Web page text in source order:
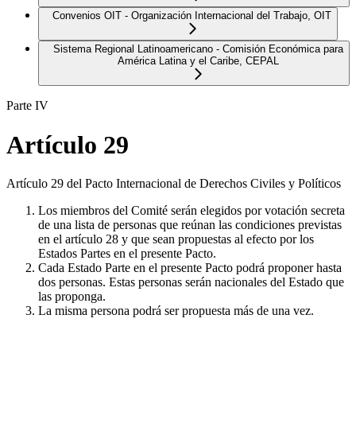
Convenios OIT - Organización Internacional del Trabajo, OIT
Sistema Regional Latinoamericano - Comisión Económica para
América Latina y el Caribe, CEPAL
Parte IV
Artículo 29
Artículo 29 del Pacto Internacional de Derechos Civiles y Políticos
Los miembros del Comité serán elegidos por votación secreta
de una lista de personas que reúnan las condiciones previstas
en el artículo 28 y que sean propuestas al efecto por los
Estados Partes en el presente Pacto.
Cada Estado Parte en el presente Pacto podrá proponer hasta
dos personas. Estas personas serán nacionales del Estado que
las proponga.
La misma persona podrá ser propuesta más de una vez.